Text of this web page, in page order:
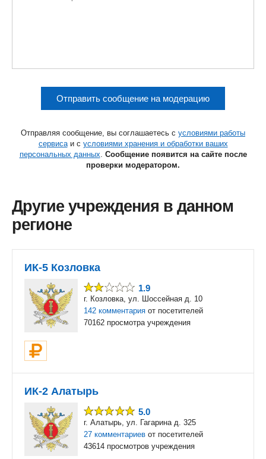
Отправить сообщение на модерацию
Отправляя сообщение, вы соглашаетесь с условиями работы
сервисаи с условиями хранения и обработки ваших
персональных данных. Сообщение появится на сайте после
проверки модератором.
Другие учреждения в данном
регионе
ИК-5 Козловка
1.9
г. Козловка, ул. Шоссейная д. 10
142 комментария от посетителей
70162 просмотра учреждения
ИК-2 Алатырь
5.0
г. Алатырь, ул. Гагарина д. 325
27 комментариев от посетителей
43614 просмотров учреждения